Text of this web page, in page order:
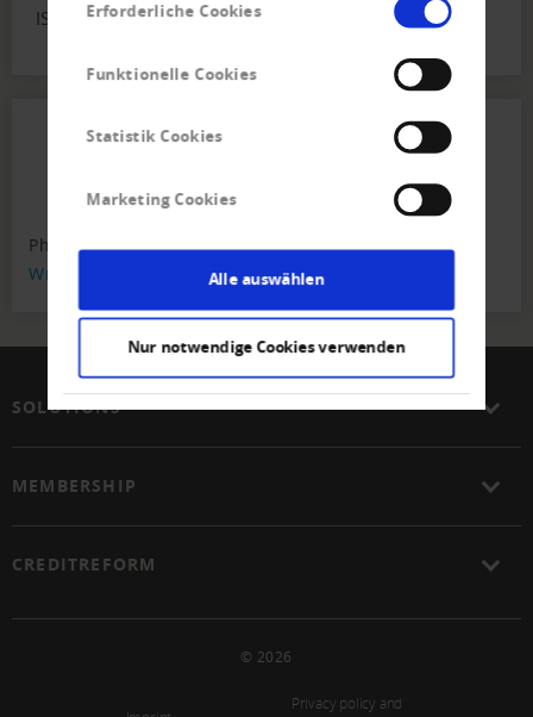
Erforderliche Cookies
Funktionelle Cookies
Statistik Cookies
Marketing Cookies
Alle auswählen
Nur notwendige Cookies verwenden
ISO/IEC 27001:2013 Compliance Certificate
Phone+359 2 - 929 - 3993
Write E-Mail
SOLUTIONS
MEMBERSHIP
CREDITREFORM
© 2026
Privacy policy and